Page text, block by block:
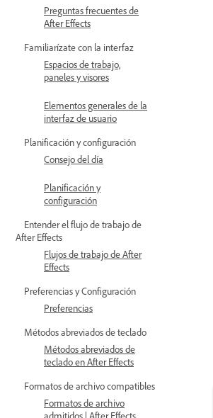
Preguntas frecuentes de
After Effects
Familiarízate con la interfaz
Espacios de trabajo,
paneles y visores
Elementos generales de la
interfaz de usuario
Planificación y configuración
Consejo del día
Planificación y
configuración
Entender el flujo de trabajo de
After Effects
Flujos de trabajo de After
Effects
Preferencias y Configuración
Preferencias
Métodos abreviados de teclado
Métodos abreviados de
teclado en After Effects
Formatos de archivo compatibles
Formatos de archivo
admitidos | After Effects